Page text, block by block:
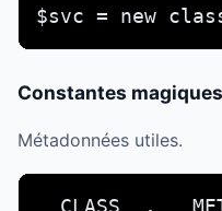
$svc = new
Constantes magiques
Métadonnées utiles.
__CLASS__,